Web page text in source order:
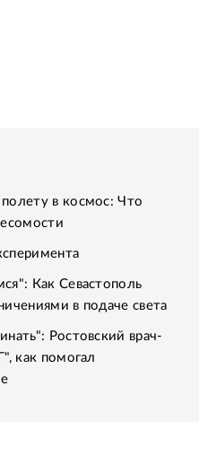
в космос: Что
Как Севастополь
в подаче света
Ростовский врач-
как помогал